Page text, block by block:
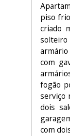
piso
criado
solteiro
com
fogão
serviço
dois
com